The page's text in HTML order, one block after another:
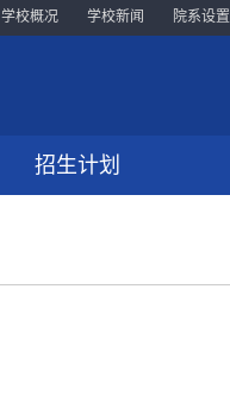
学校概况 学校新闻 院系设置
招生计划